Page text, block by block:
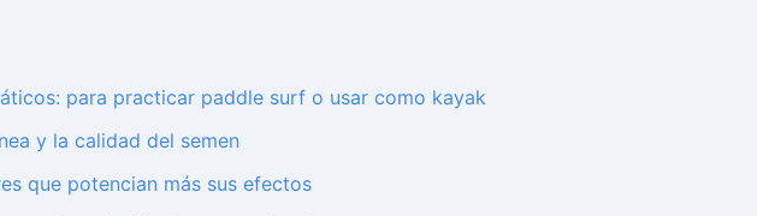
para practicar paddle surf o usar como kayak
y la calidad del semen
que potencian más sus efectos